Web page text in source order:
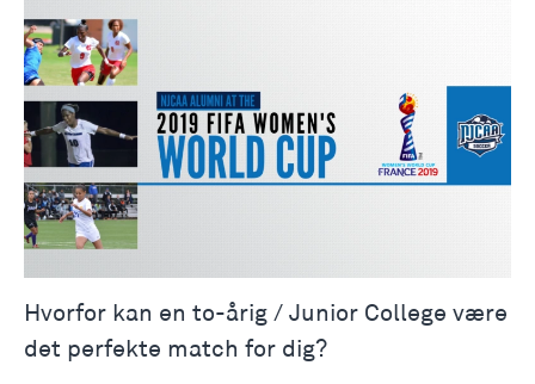
Hvorfor kan en to-årig / Junior College være
det perfekte match for dig?